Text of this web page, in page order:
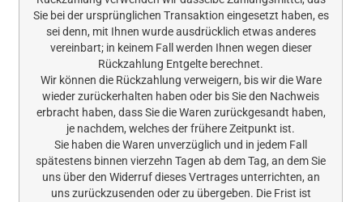
Sie bei der ursprünglichen Transaktion eingesetzt haben, es
sei denn, mit Ihnen wurde ausdrücklich etwas anderes
vereinbart; in keinem Fall werden Ihnen wegen dieser
Rückzahlung Entgelte berechnet.
Wir können die Rückzahlung verweigern, bis wir die Ware
wieder zurückerhalten haben oder bis Sie den Nachweis
erbracht haben, dass Sie die Waren zurückgesandt haben,
je nachdem, welches der frühere Zeitpunkt ist.
Sie haben die Waren unverzüglich und in jedem Fall
spätestens binnen vierzehn Tagen ab dem Tag, an dem Sie
uns über den Widerruf dieses Vertrages unterrichten, an
uns zurückzusenden oder zu übergeben. Die Frist ist